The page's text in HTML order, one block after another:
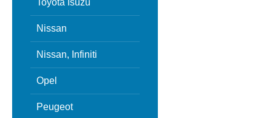
Toyota Isuzu
Nissan
Nissan, Infiniti
Opel
Peugeot